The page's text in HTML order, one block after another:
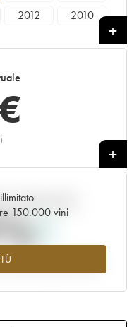
2012
2010
+
150.000 vini
in tempo reale
2026 rispetto al 2025